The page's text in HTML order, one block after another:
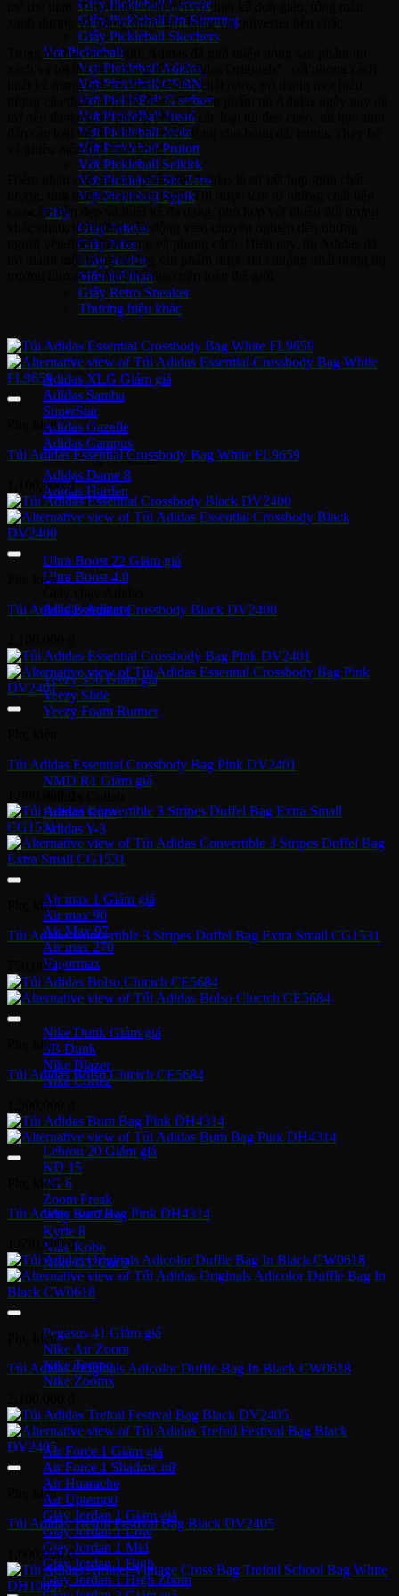
Giày Pickleball Lacoste
Giày Pickleball On Running
Giày Pickleball Skechers
Vợt Pickleball
Vợt Pickleball Adidas
Vợt Pickleball CRBN
Vợt PickleBall Gearbox
Vợt PickleBall Head
Vợt Pickleball Joola
Vợt Pickleball Proton
Vợt Pickleball Selkirk
Vợt Pickleball Six Zero
Vợt Pickleball Sypik
Giày
Giày Adidas
Giày Nike
Giày Jordan
Môn thể thao
Giày Retro Sneaker
Thương hiệu khác
Adidas Original
Adidas XLG
Adidas Samba
SuperStar
Adidas Gazelle
Adidas Campus
Giày bóng rổ Adidas
Adidas Dame 8
Adidas Harden
Ultra Boost
Ultra Boost 22
Ultra Boost 4.0
Adidas Adizero
Yeezy 350
Yeezy Slide
Yeezy Foam Runner
NMD R1
Human Race
Adidas Y-3
Nike Air Max
Air max 1
Air max 90
Air Max 97
Air max 270
Vapormax
Giày thời trang
Nike Dunk
SB Dunk
Nike Blazer
Nike Cortez
Giày bóng rổ Nike
Lebron 20
KD 15
PG 6
Zoom Freak
Why not Zero
Kyrie 8
Nike Kobe
NIke GT Cut 2
Giày Chạy
Pegasus 41
Nike Air Zoom
Nike Tempo
Nike Zoomx
Nike Air
Air Force 1
Air Force 1 Shadow nữ
Air Huarache
Air Uptempo
Giày Jordan 1
Giày Jordan 1 Low
Giày Jordan 1 Mid
Giày Jordan 1 High
Giày Jordan 1 High Zoom
mê thể thao. Túi Adidas đầu tiên có thiết kế đơn giản, tông màu
xanh dương và trắng, được làm bằng vải polyester bền chắc.
Trong những năm 1980, Adidas đã giới thiệu dòng sản phẩm túi
xách và túi thể thao mang tên “Adidas Originals”, với phong cách
thiết kế mang tính cổ điển và đậm chất retro, trở thành một biểu
tượng của thời trang thể thao. Các sản phẩm túi Adidas ngày nay đã
trở nên đa dạng và phong phú, từ các loại túi đeo chéo, túi học sinh
đến các loại túi thể thao chuyên dụng cho bóng đá, tennis, chạy bộ
và nhiều môn thể thao khác.
Điểm nhấn của các sản phẩm túi Adidas là sự kết hợp giữa chất
lượng, tính năng và phong cách. Túi được làm từ những chất liệu
cao cấp, bền đẹp và thiết kế đa dạng, phù hợp với nhiều đối tượng
khác nhau, từ những vận động viên chuyên nghiệp đến những
người yêu thích thời trang và phong cách. Hiện nay, túi Adidas đã
trở thành một trong những sản phẩm được ưa chuộng nhất trong thị
trường túi xách và túi thể thao trên toàn thế giới.
Phụ kiện
Túi Adidas Essential Crossbody Bag White FL9659
1,100,000₫
Phụ kiện
Túi Adidas Essential Crossbody Black DV2400
Túi Adidas Essential Crossbody Bag Pink DV2401
Phụ kiện
Túi Adidas Convertible 3 Stripes Duffel Bag Extra Small CG1531
750,000₫
Phụ kiện
Túi Adidas Bolso Cluctch CE5684
Phụ kiện
Túi Adidas Bum Bag Pink DH4314
1,650,000₫
Phụ kiện
Túi Adidas Originals Adicolor Duffle Bag In Black CW0618
Phụ kiện
Túi Adidas Trefoil Festival Bag Black DV2405
1,600,000₫